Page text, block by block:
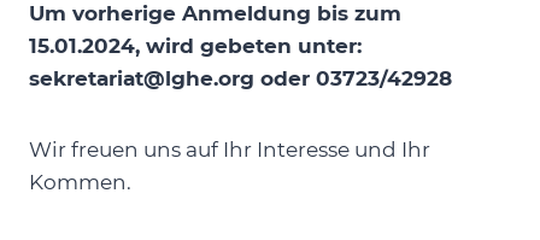
Um vorherige Anmeldung bis zum
15.01.2024, wird gebeten unter:
sekretariat@lghe.org oder 03723/42928
Wir freuen uns auf Ihr Interesse und Ihr
Kommen.